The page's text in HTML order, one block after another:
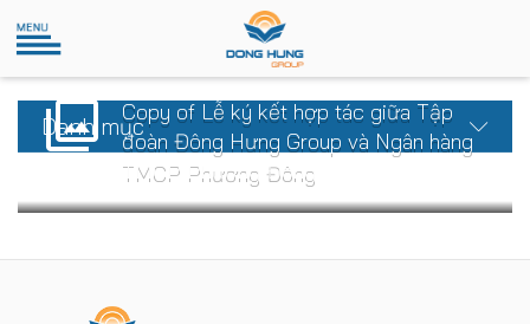
Danh mục
Copy of Lễ ký kết hợp tác giữa Tập
đoàn Đông Hưng Group và Ngân hàng
TMCP Phương Đông